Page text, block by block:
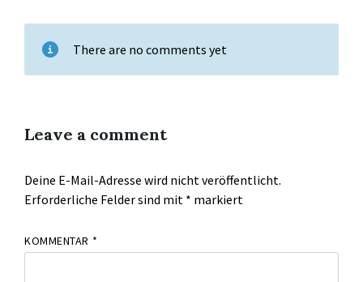
There are no comments yet
Leave a comment
Deine E-Mail-Adresse wird nicht veröffentlicht.
Erforderliche Felder sind mit * markiert
KOMMENTAR *